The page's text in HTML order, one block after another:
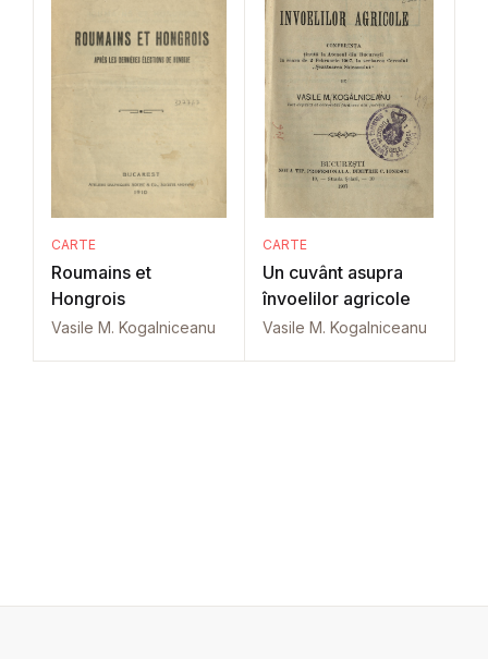
CARTE
Roumains et
Hongrois
Vasile M. Kogalniceanu
CARTE
Un cuvânt asupra
învoelilor agricole
Vasile M. Kogalniceanu